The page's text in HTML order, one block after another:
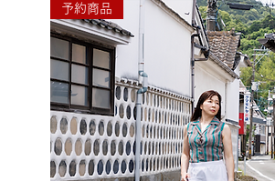
予約商品
●7月26日〜8月1日